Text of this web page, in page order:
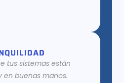
tus sistemas están
en buenas manos.